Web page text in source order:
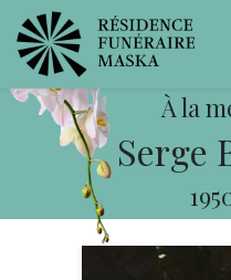
À la
Serge